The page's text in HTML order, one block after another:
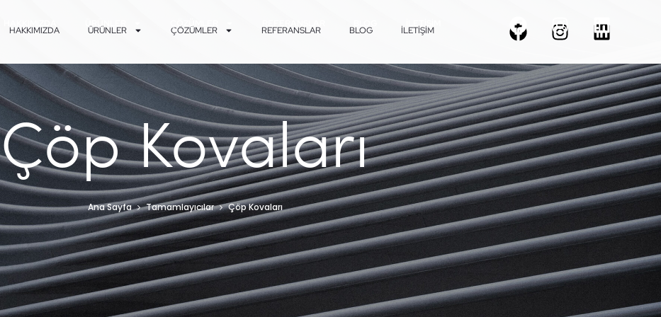
HAKKIMIZDA ÜRÜNLER ÇÖZÜMLER REFERANSLAR BLOG İLETIŞIM
ÜRÜNLER ÇÖZÜMLER İLETIŞIM
Çöp Kovaları
Ana Sayfa Tamamlayıcılar Çöp Kovaları